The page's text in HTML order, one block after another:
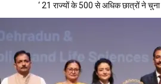
‘ 21 राज्यों के 500 से अधिक छात्रों ने